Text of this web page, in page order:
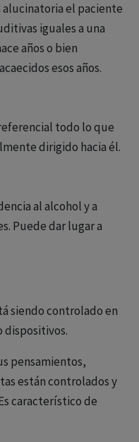
el paciente
iguales a una
años o bien
esos años.
todo lo que
dirigido hacia él.
al alcohol y a
Puede dar lugar a
siendo controlado en
dispositivos.
pensamientos,
están controlados y
característico de